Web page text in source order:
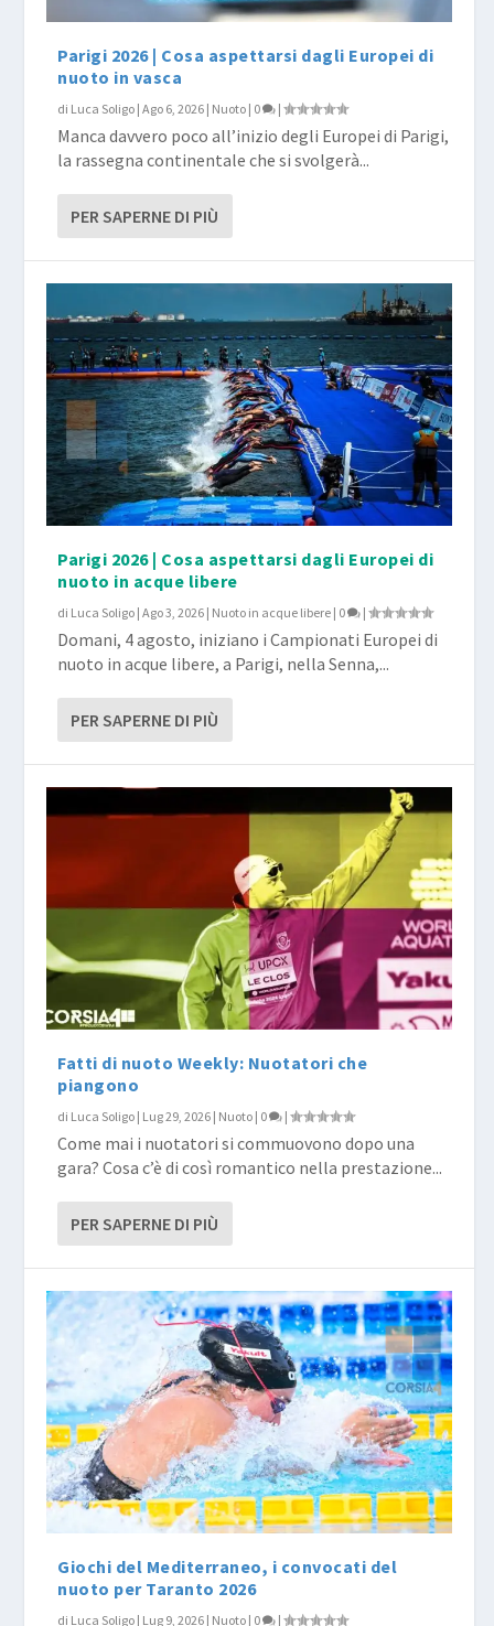
Parigi 2026 | Cosa aspettarsi dagli Europei di
nuoto in vasca
di Luca Soligo |Ago 6, 2026 | Nuoto | 0 |
Manca davvero poco all’inizio degli Europei di Parigi,
la rassegna continentale che si svolgerà...
PER SAPERNE DI PIÙ
Parigi 2026 | Cosa aspettarsi dagli Europei di
nuoto in acque libere
di Luca Soligo |Ago 3, 2026 | Nuoto in acque libere | 0 |
Domani, 4 agosto, iniziano i Campionati Europei di
nuoto in acque libere, a Parigi, nella Senna,...
PER SAPERNE DI PIÙ
Fatti di nuoto Weekly: Nuotatori che
piangono
di Luca Soligo | Lug 29, 2026 | Nuoto | 0 |
Come mai i nuotatori si commuovono dopo una
gara? Cosa c’è di così romantico nella prestazione...
PER SAPERNE DI PIÙ
Giochi del Mediterraneo, i convocati del
nuoto per Taranto 2026
di Luca Soligo | Lug 9, 2026 | Nuoto | 0 |